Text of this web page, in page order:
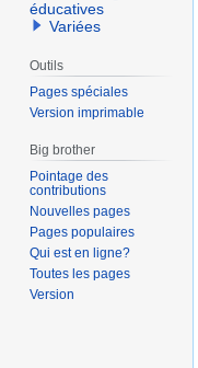
éducatives
Variées
Outils
Pages spéciales
Version imprimable
Big brother
Pointage des
contributions
Nouvelles pages
Pages populaires
Qui est en ligne?
Toutes les pages
Version